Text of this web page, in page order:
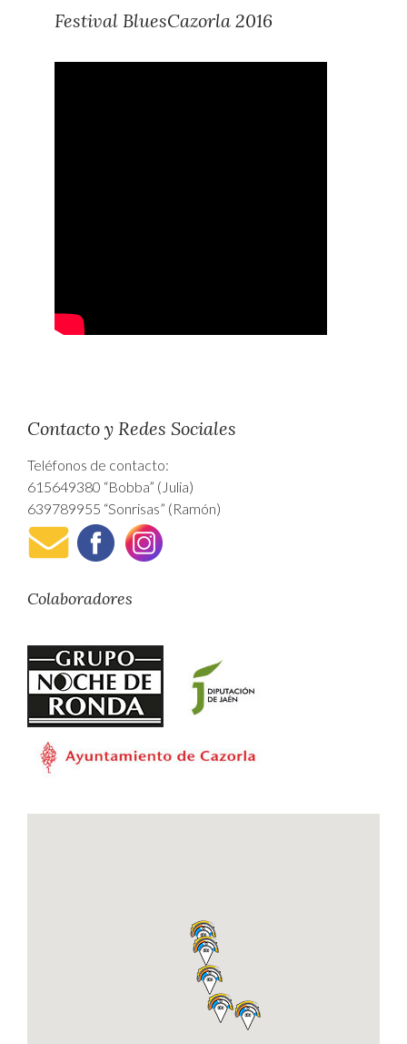
Festival BluesCazorla 2016
Contacto y Redes Sociales
Teléfonos de contacto:
615649380 “Bobba” (Julia)
639789955 “Sonrisas” (Ramón)
Colaboradores